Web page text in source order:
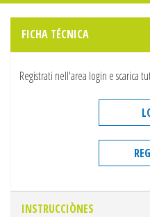
FICHA TÉCNICA
Registrati nell'area login e scarica
INSTRUCCIÒNES